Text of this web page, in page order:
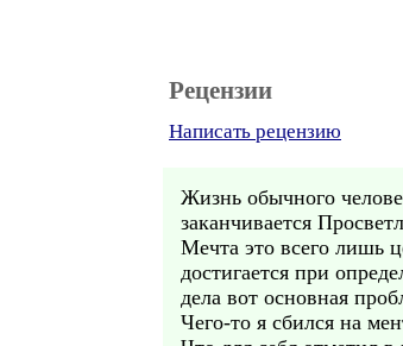
Рецензии
Написать рецензию
Жизнь обычного
заканчивается
Мечта это всего лишь
достигается при
дела вот основная
Чего-то я сбился на